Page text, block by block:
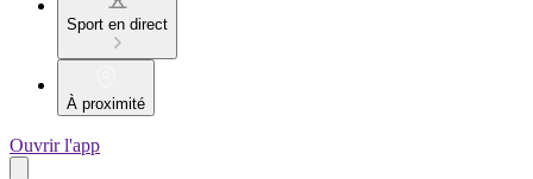
Sport en direct
À proximité
Ouvrir l'app